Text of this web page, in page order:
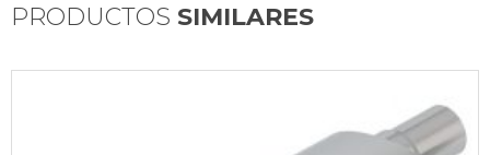
PRODUCTOS SIMILARES